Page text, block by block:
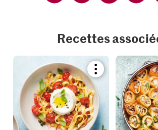
Recettes
Bookmark
recipe
or
add
to
your
collections.